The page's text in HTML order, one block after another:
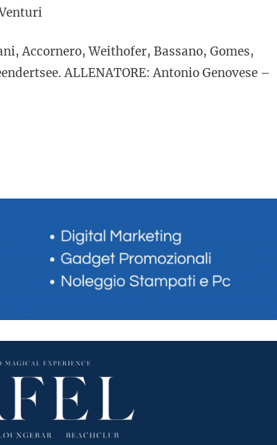
Accornero, Weithofer, Bassano, Gomes,
ALLENATORE: Antonio Genovese –